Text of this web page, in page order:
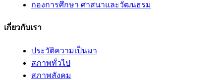
กองการศึกษา ศาสนาและวัฒนธรม
เกี่ยวกับเรา
ประวัติความเป็นมา
สภาพทั่วไป
สภาพสังคม